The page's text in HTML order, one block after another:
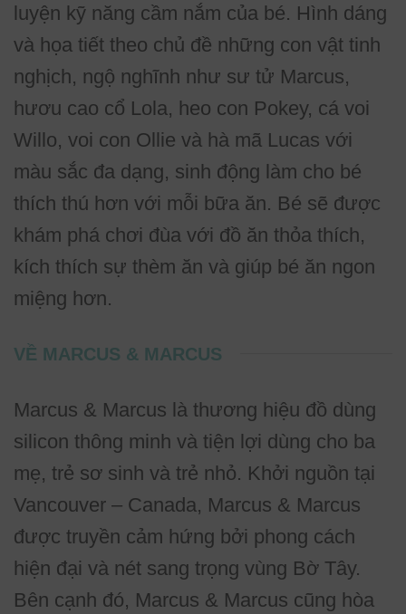
luyện kỹ năng cầm nắm của bé. Hình dáng
và họa tiết theo chủ đề những con vật tinh
nghịch, ngộ nghĩnh như sư tử Marcus,
hươu cao cổ Lola, heo con Pokey, cá voi
Willo, voi con Ollie và hà mã Lucas với
màu sắc đa dạng, sinh động làm cho bé
thích thú hơn với mỗi bữa ăn. Bé sẽ được
khám phá chơi đùa với đồ ăn thỏa thích,
kích thích sự thèm ăn và giúp bé ăn ngon
miệng hơn.
VỀ MARCUS & MARCUS
Marcus & Marcus là thương hiệu đồ dùng
silicon thông minh và tiện lợi dùng cho ba
mẹ, trẻ sơ sinh và trẻ nhỏ. Khởi nguồn tại
Vancouver – Canada, Marcus & Marcus
được truyền cảm hứng bởi phong cách
hiện đại và nét sang trọng vùng Bờ Tây.
Bên cạnh đó, Marcus & Marcus cũng hòa